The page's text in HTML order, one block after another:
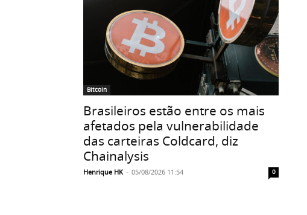
Bitcoin
Brasileiros estão entre os mais
afetados pela vulnerabilidade
das carteiras Coldcard, diz
Chainalysis
Henrique HK - 05/08/2026 11:54 0